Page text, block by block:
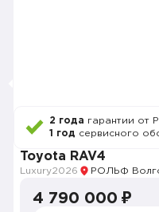
2 года гарантии от
1 год сервисного
Toyota RAV4
Luxury2026 РОЛЬФ
4 790 000 ₽